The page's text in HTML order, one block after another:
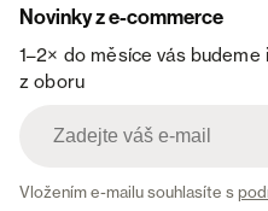
Novinky z e-commerce
1–2× do měsíce vás
z oboru
Vložením e-mailu souhlasíte s